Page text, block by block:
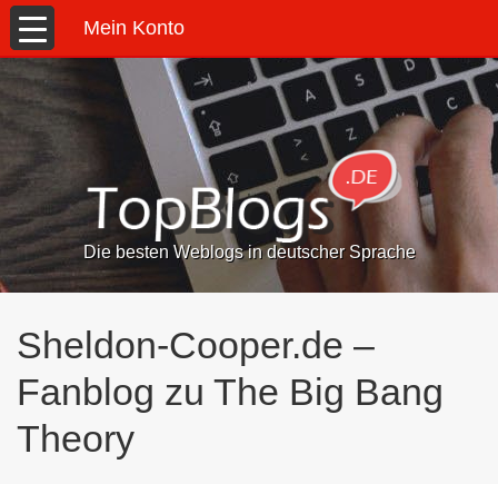
Mein Konto
Die besten Weblogs in deutscher Sprache
Sheldon-Cooper.de –
Fanblog zu The Big Bang
Theory